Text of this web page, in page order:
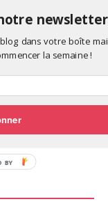
poignée,
…
sur
Le
newsletter
dans votre boîte
la semaine !